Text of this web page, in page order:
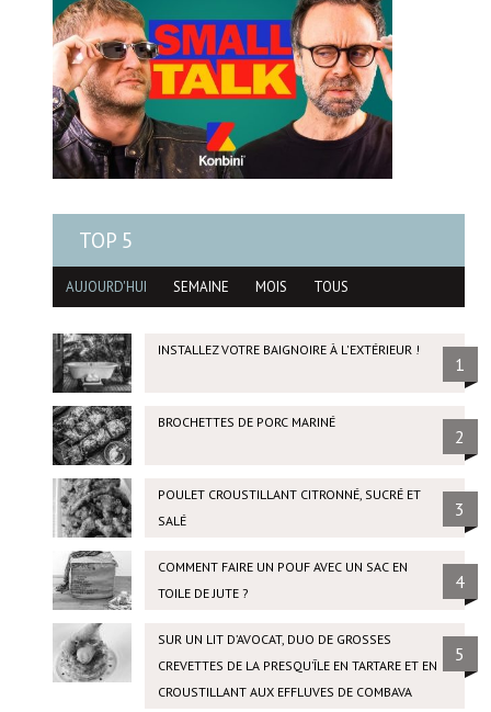
TOP 5
AUJOURD'HUI SEMAINE MOIS TOUS
INSTALLEZ VOTRE BAIGNOIRE À L'EXTÉRIEUR !
1
BROCHETTES DE PORC MARINÉ
2
POULET CROUSTILLANT CITRONNÉ, SUCRÉ ET
SALÉ
3
COMMENT FAIRE UN POUF AVEC UN SAC EN
TOILE DE JUTE ?
4
SUR UN LIT D’AVOCAT, DUO DE GROSSES
CREVETTES DE LA PRESQU’ÎLE EN TARTARE ET EN
CROUSTILLANT AUX EFFLUVES DE COMBAVA
5